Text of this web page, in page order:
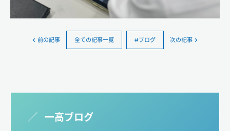
前の記事 全ての記事一覧 #ブログ 次の記事
一高ブログ